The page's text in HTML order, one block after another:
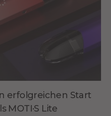
erfolgreichen Start
MOTI·S Lite